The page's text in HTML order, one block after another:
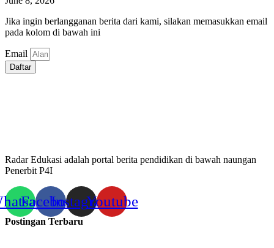
Jika ingin berlangganan berita dari kami, silakan memasukkan email
pada kolom di bawah ini
Email
Daftar
Radar Edukasi adalah portal berita pendidikan di bawah naungan
Penerbit P4I
FacebookInstagramYoutube
Postingan Terbaru